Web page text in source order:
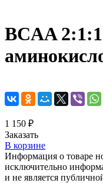
BCAA
1 150 ₽
Заказать
В корзине
Информация о товаре
исключительно
и не является